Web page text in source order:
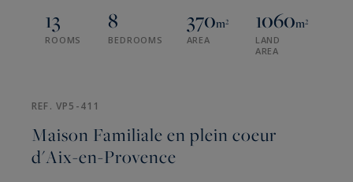
13
ROOMS
8
BEDROOMS
370m²
AREA
1060m²
LAND
AREA
REF. VP5-411
Maison Familiale en plein coeur
d'Aix-en-Provence